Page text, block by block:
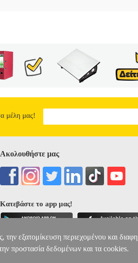
τα μέλη μας!
Ακολουθήστε μας
Κατεβάστε το app μας!
την εξατομίκευση περιεχομένου και
προστασία δεδομένων και τα cookies.